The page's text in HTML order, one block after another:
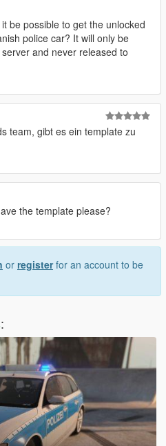
be possible to get the unlocked
police car? It will only be
and never released to
team, gibt es ein template zu
the template please?
or registerfor an account to be
: